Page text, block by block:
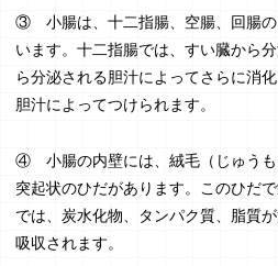
③ 小腸は、十二指腸、空腸、回腸の
います。十二指腸では、すい臓から
ら分泌される胆汁によってさらに消
胆汁によってつけられます。
④ 小腸の内壁には、絨毛（じゅうも
突起状のひだがあります。このひだ
では、炭水化物、タンパク質、脂質
吸収されます。